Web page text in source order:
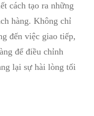
cách tạo ra những
hàng. Không chỉ
đến việc giao tiếp,
để điều chỉnh
lại sự hài lòng tối